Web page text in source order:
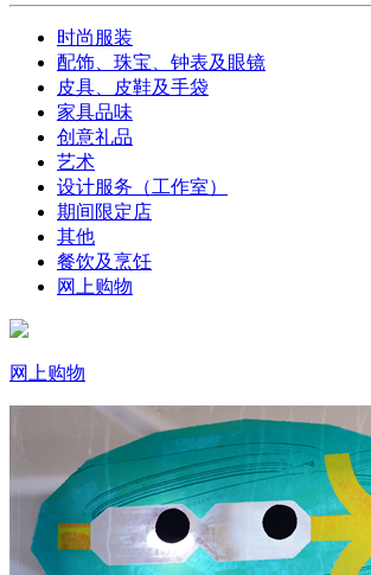
时尚服装
配饰、珠宝、钟表及眼镜
皮具、皮鞋及手袋
家具品味
创意礼品
艺术
设计服务（工作室）
期间限定店
其他
餐饮及烹饪
网上购物
网上购物